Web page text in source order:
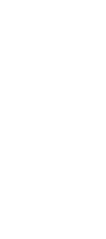
nach
dass:
Struktur
Ihres
notwendigen
kein
befürchten ist
getroffen
und
die mit
erfüllt sein.